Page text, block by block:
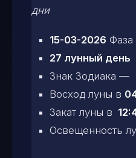
дни
15-03-2026
27 лунный день
Знак Зодиака —
Восход луны в
Закат луны в
Освещенность